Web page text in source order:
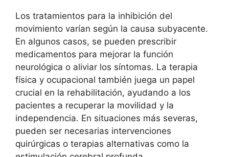
Los tratamientos para la inhibición del
movimiento varían según la causa subyacente.
En algunos casos, se pueden prescribir
medicamentos para mejorar la función
neurológica o aliviar los síntomas. La terapia
física y ocupacional también juega un papel
crucial en la rehabilitación, ayudando a los
pacientes a recuperar la movilidad y la
independencia. En situaciones más severas,
pueden ser necesarias intervenciones
quirúrgicas o terapias alternativas como la